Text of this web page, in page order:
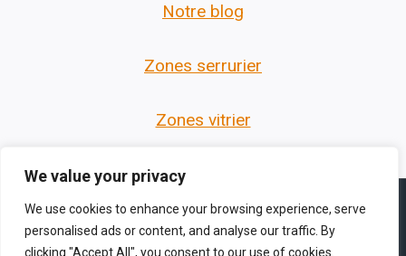
We value your privacy
We use cookies to enhance your browsing experience, serve
personalised ads or content, and analyse our traffic. By
clicking "Accept All", you consent to our use of cookies.
Notre blog
Zones serrurier
Zones vitrier